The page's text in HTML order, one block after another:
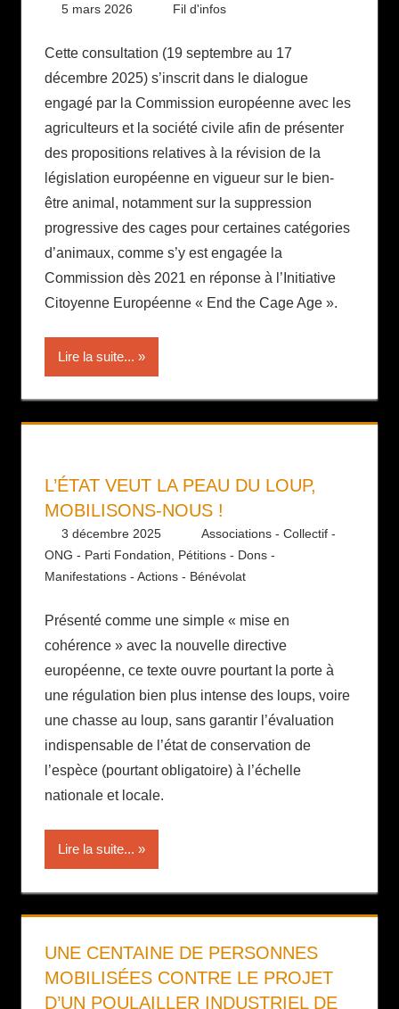
5 mars 2026 Daniel
Fil d'infos
Cette consultation (19 septembre au 17
décembre 2025) s’inscrit dans le dialogue
engagé par la Commission européenne avec les
agriculteurs et la société civile afin de présenter
des propositions relatives à la révision de la
législation européenne en vigueur sur le bien-
être animal, notamment sur la suppression
progressive des cages pour certaines catégories
d’animaux, comme s’y est engagée la
Commission dès 2021 en réponse à l’Initiative
Citoyenne Européenne « End the Cage Age ».
Lire la suite...
L’ÉTAT VEUT LA PEAU DU LOUP,
MOBILISONS-NOUS !
3 décembre 2025 Daniel
Associations - Collectif -
ONG - Parti Fondation
Pétitions - Dons -
Manifestations - Actions - Bénévolat
Présenté comme une simple « mise en
cohérence » avec la nouvelle directive
européenne, ce texte ouvre pourtant la porte à
une régulation bien plus intense des loups, voire
une chasse au loup, sans garantir l’évaluation
indispensable de l’état de conservation de
l’espèce (pourtant obligatoire) à l’échelle
nationale et locale.
Lire la suite...
UNE CENTAINE DE PERSONNES
MOBILISÉES CONTRE LE PROJET
D’UN POULAILLER INDUSTRIEL DE